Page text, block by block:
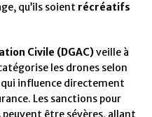
qu’ils soient récréatifs
Civile (DGAC)veille à
les drones selon
influence directement
Les sanctions pour
être sévères, allant